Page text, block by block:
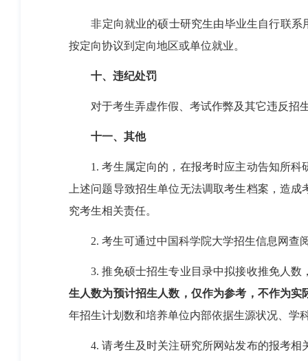
非定向就业的硕士研究生由毕业生自行联
按定向协议到定向地区或单位就业。
十、违纪处罚
对于考生弄虚作假、考试作弊及其它违反招
十一、其他
1.考生属定向的，在报考时应主动告知所
上述问题导致招生单位无法调取考生档案，造
究考生相关责任。
2. 考生可通过中国科学院大学招生信息网查
3.推免硕士招生专业目录中拟接收推免人
生人数为预计招生人数，仅作为参考，不作为实
年招生计划数和培养单位内部依据生源状况、学
4.请考生及时关注研究所网站发布的报考